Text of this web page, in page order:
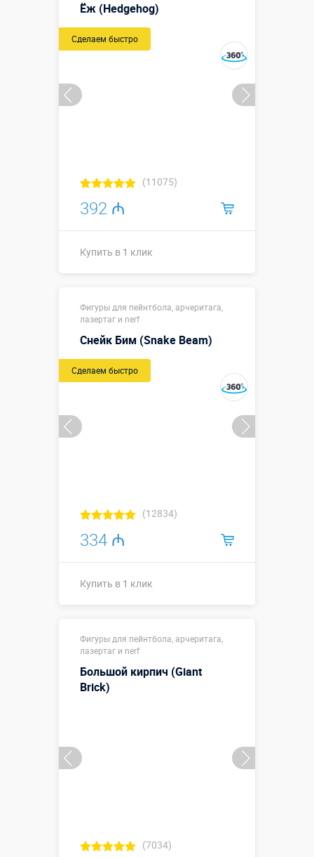
Ёж (Hedgehog)
Сделаем быстро
(11075)
392 ₼
Купить в 1 клик
Больше деталей →
Купить в 1 клик
Фигуры для пейнтбола, арчеритага,
лазертаг и nerf
Снейк Бим (Snake Beam)
Сделаем быстро
(12834)
334 ₼
Купить в 1 клик
Больше деталей →
Смотреть видео
Фигуры для пейнтбола, арчеритага,
лазертаг и nerf
Большой кирпич (Giant
Brick)
(7034)